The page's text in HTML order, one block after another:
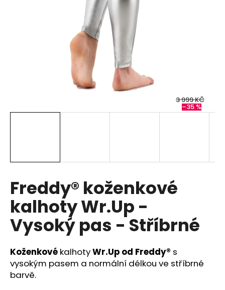
Freddy® koženkové
kalhoty Wr.Up -
Vysoký pas - Stříbrné
Koženkové kalhotyWr.Up od Freddy® s
vysokým pasem a normální délkou ve stříbrné
barvě.
3 999 KČ
–35 %
D
p
o
r
u
č
j
e
m
e